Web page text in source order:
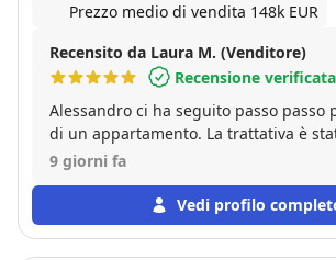
Prezzo medio di vendita 148k EUR
Recensito da Laura M. (Venditore)
Recensione verificata
Alessandro ci ha seguito passo passo
di un appartamento. La trattativa è
veloce e si è conclusa in tempi brevi
soddisfacendo in pieno le nostre aspettative.
Consiglio di affidarvi ad Alessandro
9 giorni fa
Vedi profilo